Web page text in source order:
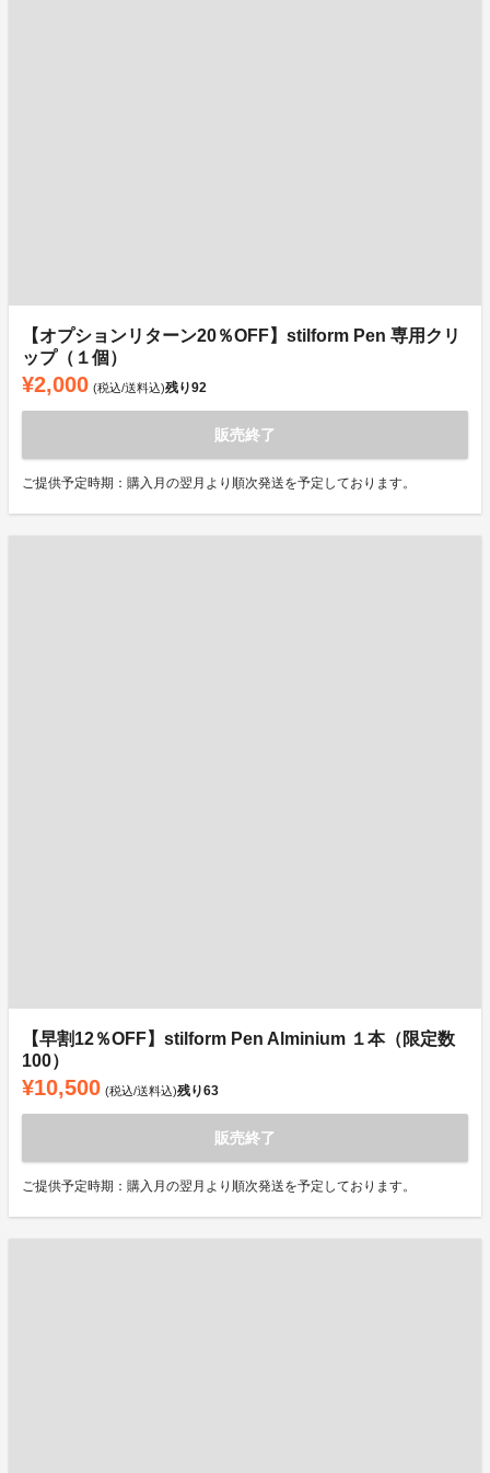
【オプションリターン20％OFF】stilform Pen 専用クリ
ップ（１個）
¥2,000 (税込/送料込)残り92
販売終了
ご提供予定時期：購入月の翌月より順次発送を予定しております。
【早割12％OFF】stilform Pen Alminium １本（限定数
100）
¥10,500 (税込/送料込)残り63
販売終了
ご提供予定時期：購入月の翌月より順次発送を予定しております。